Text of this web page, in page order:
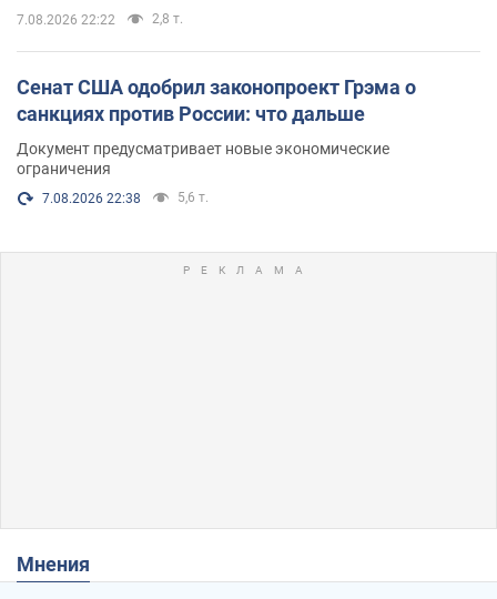
7.08.2026 22:22 2,8 т.
Сенат США одобрил законопроект Грэма о
санкциях против России: что дальше
Документ предусматривает новые экономические
ограничения
7.08.2026 22:38 5,6 т.
Мнения